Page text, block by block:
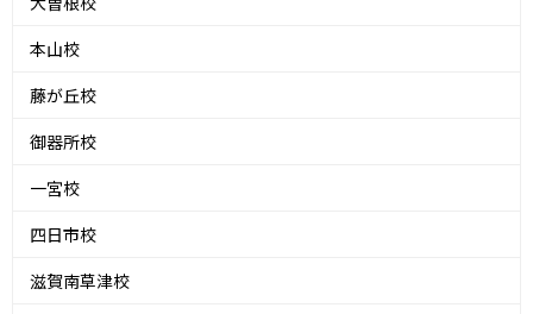
本山校
藤が丘校
御器所校
一宮校
四日市校
滋賀南草津校